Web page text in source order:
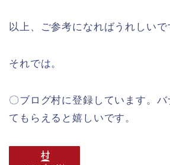
以上、ご参考になればうれしいで
それでは。
〇ブログ村に登録しています。
てもらえると嬉しいです。